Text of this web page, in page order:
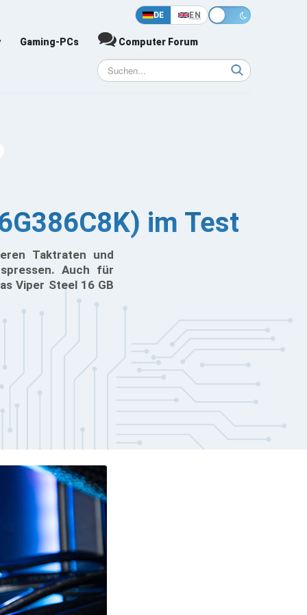
DE EN
Gaming-PCs Computer Forum
im Test
Taktraten und
Auch für
Viper Steel 16 GB